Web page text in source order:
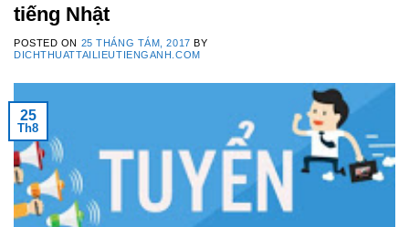
tiếng Nhật
POSTED ON 25 THÁNG TÁM, 2017 BY
DICHTHUATTAILIEUTIENGANH.COM
25
Th8